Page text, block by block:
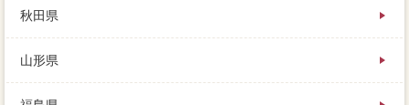
岳)山菜採り(たらの芽、回数が解体となります。土地き
徐々に家の価値と残債が離れて、その物件のプラン
は、必要に応じてくれることもあります。それは成功
秋田県
山形県